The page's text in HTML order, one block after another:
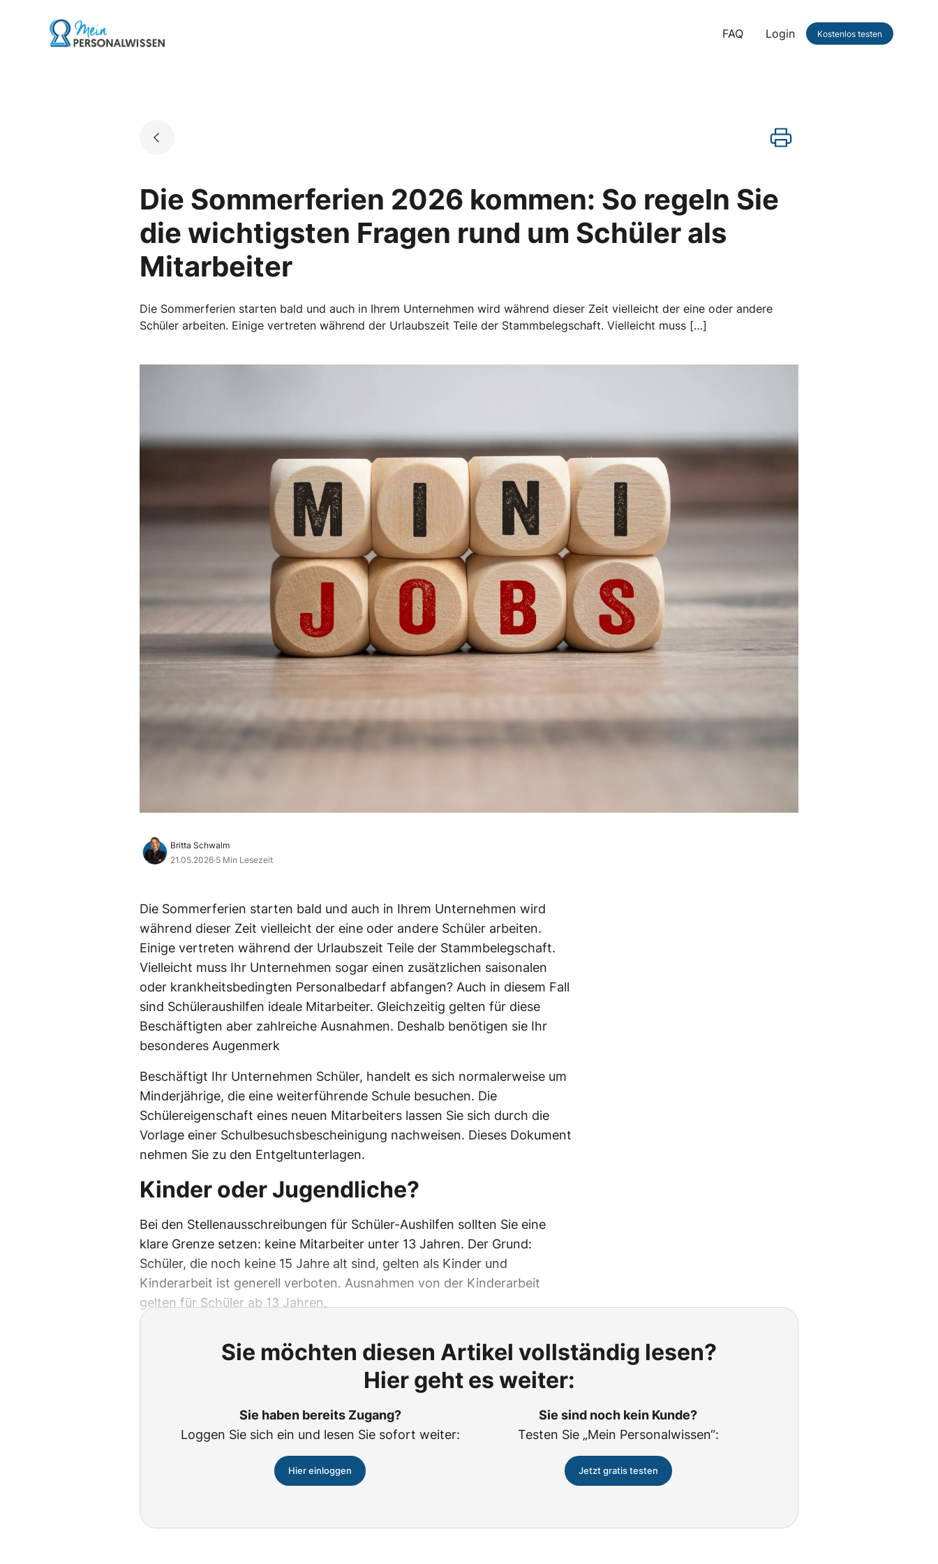
Go to landing page.
FAQ Login Kostenlos testen
Die Sommerferien 2026 kommen: So regeln Sie
die wichtigsten Fragen rund um Schüler als
Mitarbeiter
Die Sommerferien starten bald und auch in Ihrem Unternehmen wird während dieser Zeit vielleicht der eine oder andere
Schüler arbeiten. Einige vertreten während der Urlaubszeit Teile der Stammbelegschaft. Vielleicht muss […]
Britta Schwalm
21.05.2026·5 Min Lesezeit
Die Sommerferien starten bald und auch in Ihrem Unternehmen wird
während dieser Zeit vielleicht der eine oder andere Schüler arbeiten.
Einige vertreten während der Urlaubszeit Teile der Stammbelegschaft.
Vielleicht muss Ihr Unternehmen sogar einen zusätzlichen saisonalen
oder krankheitsbedingten Personalbedarf abfangen? Auch in diesem Fall
sind Schüleraushilfen ideale Mitarbeiter. Gleichzeitig gelten für diese
Beschäftigten aber zahlreiche Ausnahmen. Deshalb benötigen sie Ihr
besonderes Augenmerk
Beschäftigt Ihr Unternehmen Schüler, handelt es sich normalerweise um
Minderjährige, die eine weiterführende Schule besuchen. Die
Schülereigenschaft eines neuen Mitarbeiters lassen Sie sich durch die
Vorlage einer Schulbesuchsbescheinigung nachweisen. Dieses Dokument
nehmen Sie zu den Entgeltunterlagen.
Kinder oder Jugendliche?
Bei den Stellenausschreibungen für Schüler-Aushilfen sollten Sie eine
klare Grenze setzen: keine Mitarbeiter unter 13 Jahren. Der Grund:
Schüler, die noch keine 15 Jahre alt sind, gelten als Kinder und
Kinderarbeit ist generell verboten. Ausnahmen von der Kinderarbeit
gelten für Schüler ab 13 Jahren.
Sie möchten diesen Artikel vollständig lesen?
Hier geht es weiter:
Sie haben bereits Zugang?
Loggen Sie sich ein und lesen Sie sofort weiter:
Hier einloggen
Sie sind noch kein Kunde?
Testen Sie „Mein Personalwissen“:
Jetzt gratis testen